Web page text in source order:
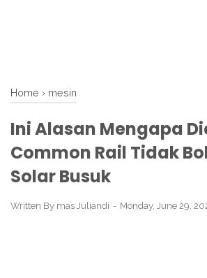
Home › mesin
Ini Alasan Mengapa
Common Rail Tidak
Solar Busuk
Written By mas Juliandi Monday, June 29,